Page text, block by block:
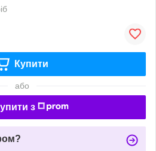
Купити
або
з